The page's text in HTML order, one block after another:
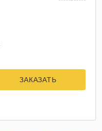
ЗАКАЗАТЬ